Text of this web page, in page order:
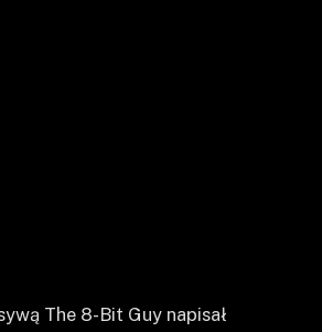
The 8-Bit Guy napisał